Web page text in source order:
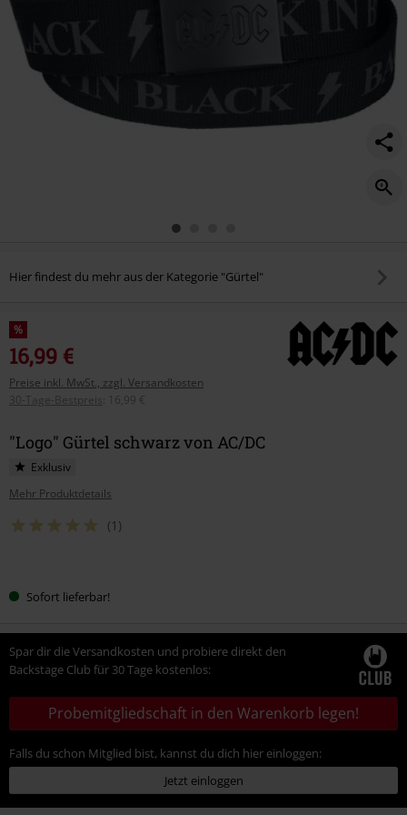
Hier findest du mehr aus der Kategorie "Gürtel"
%
16,99 €
Preise inkl. MwSt., zzgl. Versandkosten
30-Tage-Bestpreis
16,99 €
"Logo" Gürtel schwarz von AC/DC
Exklusiv
Mehr Produktdetails
(1)
deineSofort lieferbar!
Spar dir die Versandkosten und probiere direkt den
Backstage Club für 30 Tage kostenlos:
Probemitgliedschaft in den Warenkorb legen!
Falls du schon Mitglied bist, kannst du dich hier einloggen:
Jetzt einloggen